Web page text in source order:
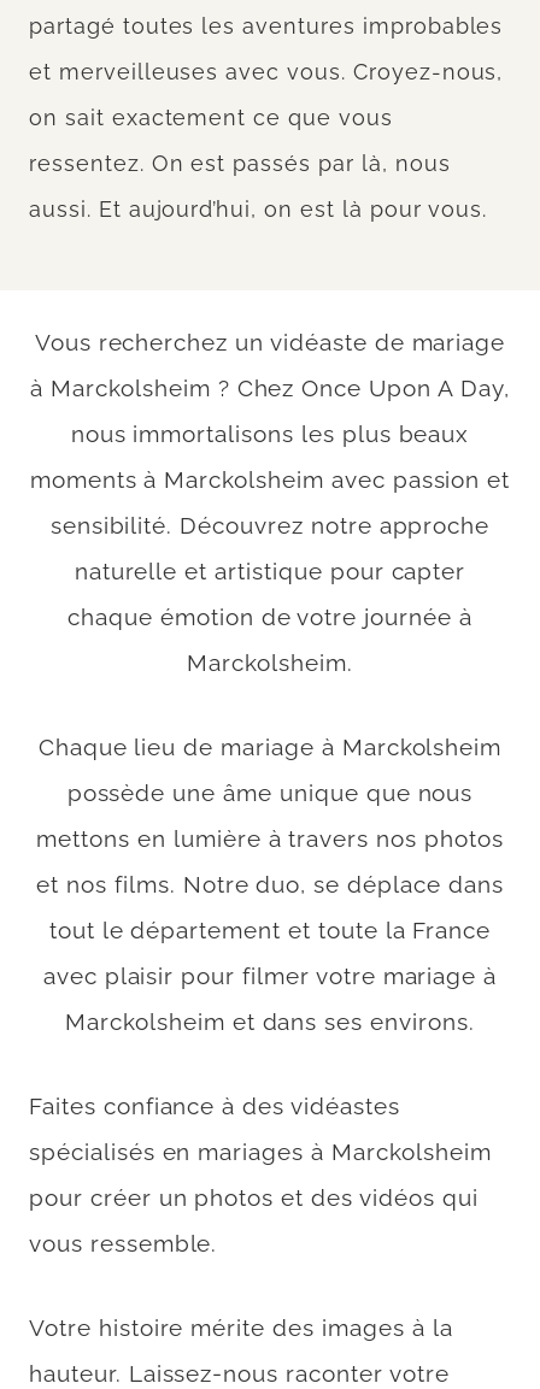
partagé toutes les aventures improbables
et merveilleuses avec vous. Croyez-nous,
on sait exactement ce que vous
ressentez. On est passés par là, nous
aussi. Et aujourd’hui, on est là pour vous.
Vous recherchez un vidéaste de mariage
à Marckolsheim ? Chez Once Upon A Day,
nous immortalisons les plus beaux
moments à Marckolsheim avec passion et
sensibilité. Découvrez notre approche
naturelle et artistique pour capter
chaque émotion de votre journée à
Marckolsheim.
Chaque lieu de mariage à Marckolsheim
possède une âme unique que nous
mettons en lumière à travers nos photos
et nos films. Notre duo, se déplace dans
tout le département et toute la France
avec plaisir pour filmer votre mariage à
Marckolsheim et dans ses environs.
Faites confiance à des vidéastes
spécialisés en mariages à Marckolsheim
pour créer un photos et des vidéos qui
vous ressemble.
Votre histoire mérite des images à la
hauteur. Laissez-nous raconter votre